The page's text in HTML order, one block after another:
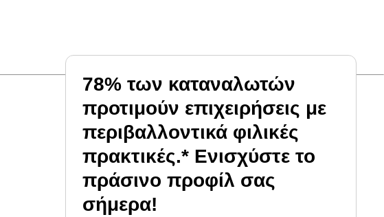
78% των καταναλωτών
προτιμούν επιχειρήσεις με
περιβαλλοντικά φιλικές
πρακτικές.* Eνισχύστε το
πράσινο προφίλ σας
σήμερα!